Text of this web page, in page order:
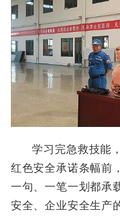
学习完急救技能
红色安全承诺条幅前
一句、一笔一划都承
安全、企业安全生产